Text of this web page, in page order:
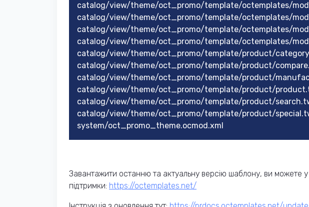
catalog/view/theme/oct_promo/template/octemplates/
catalog/view/theme/oct_promo/template/octemplates/
catalog/view/theme/oct_promo/template/octemplates/
catalog/view/theme/oct_promo/template/octemplates/
catalog/view/theme/oct_promo/template/product/
catalog/view/theme/oct_promo/template/product/
catalog/view/theme/oct_promo/template/product/
catalog/view/theme/oct_promo/template/product/
catalog/view/theme/oct_promo/template/product/
catalog/view/theme/oct_promo/template/product/
system/oct_promo_theme.ocmod.xml
Завантажити останню та актуальну версію шаблону, ви можете у
підтримки: https://octemplates.net/